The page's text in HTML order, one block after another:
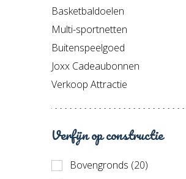
Basketbaldoelen
Multi-sportnetten
Buitenspeelgoed
Joxx Cadeaubonnen
Verkoop Attractie
Verfijn op constructie
Bovengronds (20)